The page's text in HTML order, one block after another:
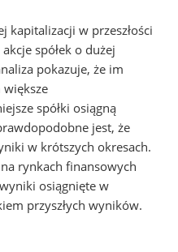
kapitalizacji w przeszłości
spółek o dużej
pokazuje, że im
większe
spółki osiągną
jest, że
w krótszych okresach.
rynkach finansowych
osiągnięte w
przyszłych wyników.